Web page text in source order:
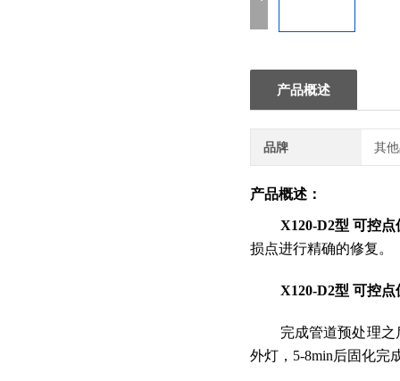
产品概述
品牌 其
产品概述：
X120-D2型可控点
损点进行精确的修复。
X120-D2型 可控点
完成管道预处理
外灯， 5-8min后固化完